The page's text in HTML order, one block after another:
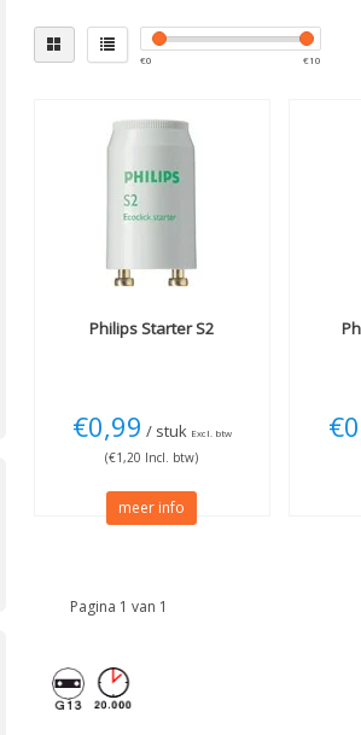
€0 €10
PhilipsStarter S2
€0,99 / stuk Excl. btw
(€1,20 Incl. btw)
meer info
Pagina 1 van 1